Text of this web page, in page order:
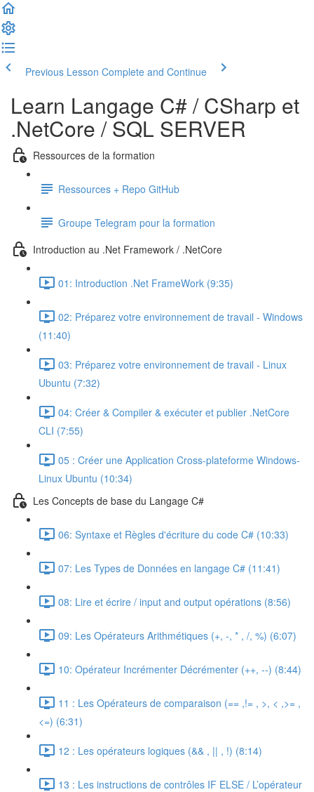
Previous Lesson Complete and Continue
Learn Langage C# / CSharp et
.NetCore / SQL SERVER
Ressources de la formation
Ressources + Repo GitHub
Groupe Telegram pour la formation
Introduction au .Net Framework / .NetCore
01: Introduction .Net FrameWork (9:35)
02: Préparez votre environnement de travail - Windows
(11:40)
03: Préparez votre environnement de travail - Linux
Ubuntu (7:32)
04: Créer & Compiler & exécuter et publier .NetCore
CLI (7:55)
05 : Créer une Application Cross-plateforme Windows-
Linux Ubuntu (10:34)
Les Concepts de base du Langage C#
06: Syntaxe et Règles d'écriture du code C# (10:33)
07: Les Types de Données en langage C# (11:41)
08: Lire et écrire / input and output opérations (8:56)
09: Les Opérateurs Arithmétiques (+, -, * , /, %) (6:07)
10: Opérateur Incrémenter Décrémenter (++, --) (8:44)
11 : Les Opérateurs de comparaison (== ,!= , >, < ,>= ,
<=) (6:31)
12 : Les opérateurs logiques (&& , || , !) (8:14)
13 : Les instructions de contrôles IF ELSE / L’opérateur